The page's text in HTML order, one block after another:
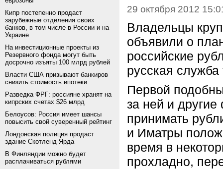
Кипр постепенно продаст
зарубежные отделения своих
банков, в том числе в России и на
Украине
На инвестиционные проекты из
Резервного фонда могут быть
досрочно изъяты 100 млрд рублей
Власти США призывают банкиров
снизить стоимость ипотеки
Разведка ФРГ: россияне хранят на
кипрских счетах $26 млрд
Белоусов: Россия имеет шансы
повысить свой суверенный рейтинг
Лондонская полиция продаст
здание Скотленд-Ярда
В Финляндии можно будет
расплачиваться рублями
29 октября 2012
Владельцы
объявили о
российские
русская
Первой
за ней и
принимать
и Иматры
время в
прохладно,